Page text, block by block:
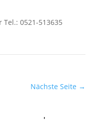
0521-513635
Nächste Seite →
Twitter